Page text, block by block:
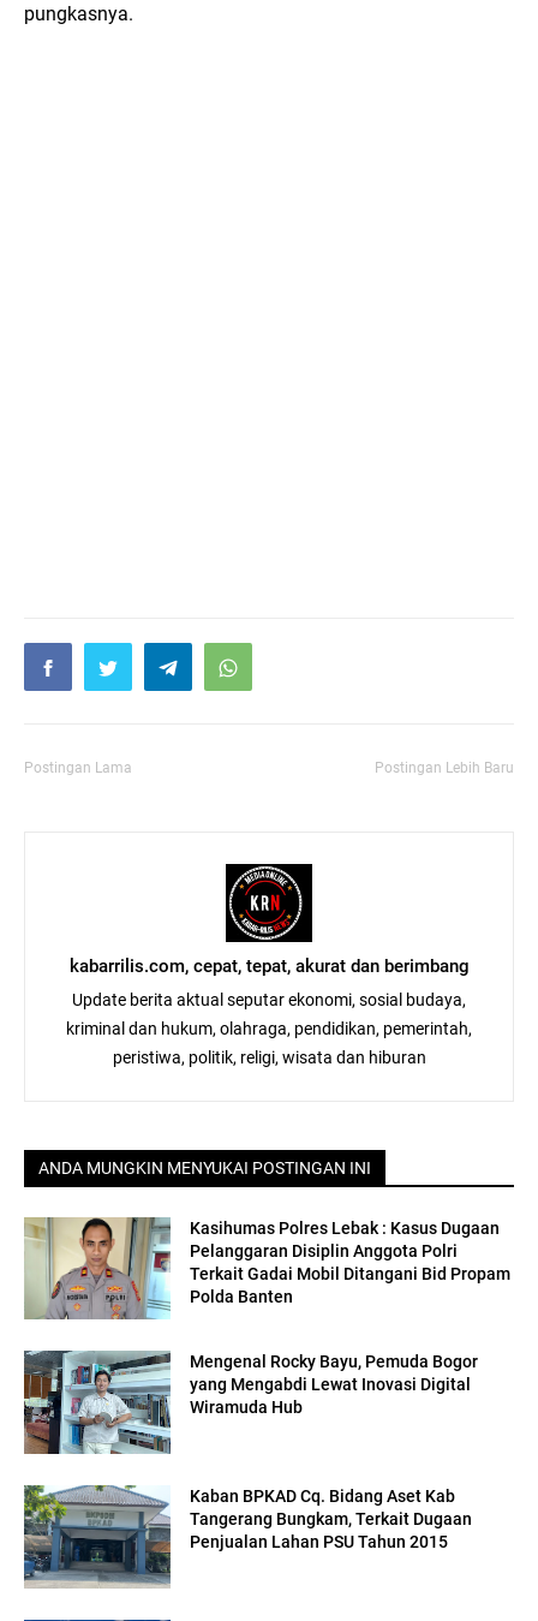
pungkasnya.
Postingan Lama Postingan Lebih Baru
kabarrilis.com, cepat, tepat, akurat dan berimbang
Update berita aktual seputar ekonomi, sosial budaya,
kriminal dan hukum, olahraga, pendidikan, pemerintah,
peristiwa, politik, religi, wisata dan hiburan
ANDA MUNGKIN MENYUKAI POSTINGAN INI
Kasihumas Polres Lebak : Kasus Dugaan
Pelanggaran Disiplin Anggota Polri
Terkait Gadai Mobil Ditangani Bid Propam
Polda Banten
Mengenal Rocky Bayu, Pemuda Bogor
yang Mengabdi Lewat Inovasi Digital
Wiramuda Hub
Kaban BPKAD Cq. Bidang Aset Kab
Tangerang Bungkam, Terkait Dugaan
Penjualan Lahan PSU Tahun 2015